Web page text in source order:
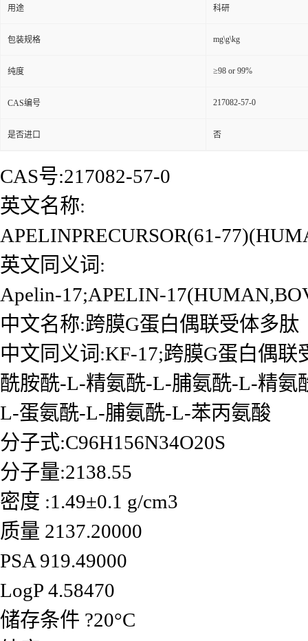
用途 科研
包装规格 mg\g\kg
纯度 ≥98 or 99%
CAS编号 217082-57-0
是否进口 否
CAS号:217082-57-0
英文名称:
APELINPRECURSOR(61-
英文同义词:
Apelin-17;APELIN-
中文名称:跨膜G蛋白偶联受体多肽
中文同义词:KF-17;跨膜G蛋白偶
酰胺酰-L-精氨酰-L-脯氨酰-L-精
L-蛋氨酰-L-脯氨酰-L-苯丙氨酸
分子式:C96H156N34O20S
分子量:2138.55
密度 :1.49±0.1 g/cm3
质量 2137.20000
PSA 919.49000
LogP 4.58470
储存条件 ?20°C